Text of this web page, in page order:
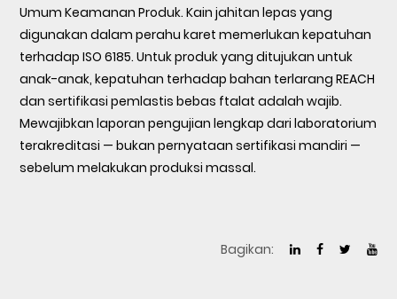
Umum Keamanan Produk. Kain jahitan lepas yang
digunakan dalam perahu karet memerlukan kepatuhan
terhadap ISO 6185. Untuk produk yang ditujukan untuk
anak-anak, kepatuhan terhadap bahan terlarang REACH
dan sertifikasi pemlastis bebas ftalat adalah wajib.
Mewajibkan laporan pengujian lengkap dari laboratorium
terakreditasi — bukan pernyataan sertifikasi mandiri —
sebelum melakukan produksi massal.
Bagikan: